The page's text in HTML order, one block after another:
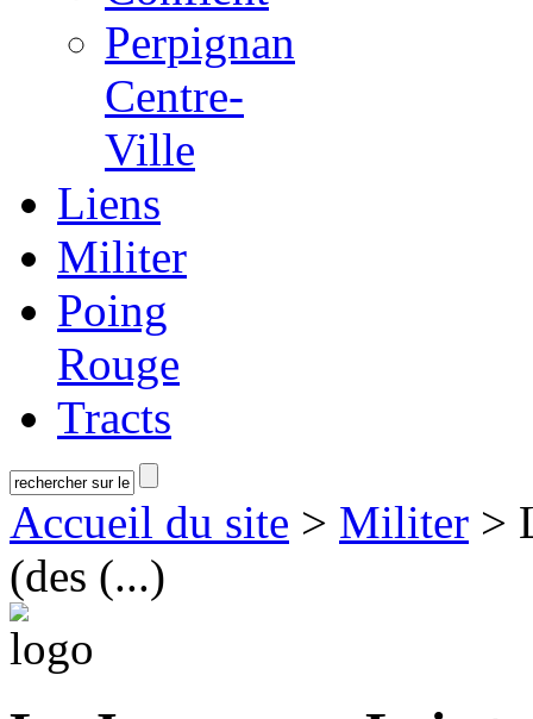
Perpignan
Centre-
Ville
Liens
Militer
Poing
Rouge
Tracts
Accueil du site > Militer >
(des (...)